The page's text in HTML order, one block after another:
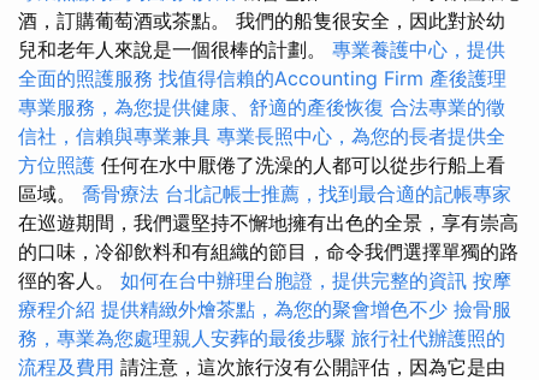
酒，訂購葡萄酒或茶點。 我們的船隻很安全，因此對於幼
兒和老年人來說是一個很棒的計劃。 專業養護中心，提供
全面的照護服務 找值得信賴的Accounting Firm 產後護理
專業服務，為您提供健康、舒適的產後恢復 合法專業的徵
信社，信賴與專業兼具 專業長照中心，為您的長者提供全
方位照護 任何在水中厭倦了洗澡的人都可以從步行船上看
區域。 喬骨療法 台北記帳士推薦，找到最合適的記帳專家
在巡遊期間，我們還堅持不懈地擁有出色的全景，享有崇高
的口味，冷卻飲料和有組織的節目，命令我們選擇單獨的路
徑的客人。 如何在台中辦理台胞證，提供完整的資訊 按摩
療程介紹 提供精緻外燴茶點，為您的聚會增色不少 撿骨服
務，專業為您處理親人安葬的最後步驟 旅行社代辦護照的
流程及費用 請注意，這次旅行沒有公開評估，因為它是由